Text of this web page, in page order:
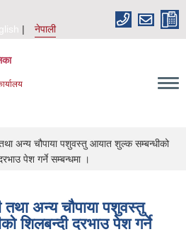
नेपाली
अन्य चौपाया पशुवस्तु आयात शुल्क सम्बन्धीको
पेश गर्ने सम्बन्धमा ।
तथा अन्य चौपाया पशुवस्तु
शिलबन्दी दरभाउ पेश गर्ने